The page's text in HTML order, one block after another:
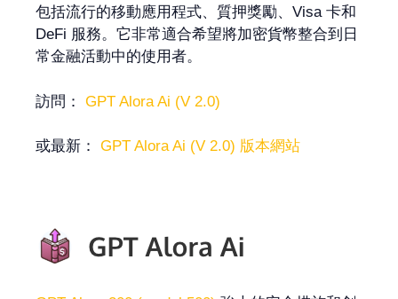
包括流行的移動應用程式、質押獎勵、Visa 卡和
DeFi 服務。它非常適合希望將加密貨幣整合到日
常金融活動中的使用者。
訪問： GPT Alora Ai (V 2.0)
或最新： GPT Alora Ai (V 2.0) 版本網站